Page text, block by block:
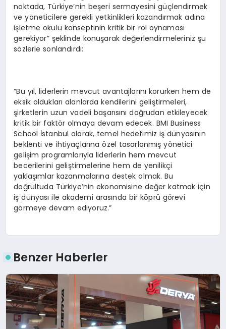
noktada, Türkiye’nin beşeri sermayesini güçlendirmek
ve yöneticilere gerekli yetkinlikleri kazandırmak adına
işletme okulu konseptinin kritik bir rol oynaması
gerekiyor” şeklinde konuşarak değerlendirmeleriniz şu
sözlerle sonlandırdı:
“Bu yıl, liderlerin mevcut avantajlarını korurken hem de
eksik oldukları alanlarda kendilerini geliştirmeleri,
şirketlerin uzun vadeli başarısını doğrudan etkileyecek
kritik bir faktör olmaya devam edecek. BMI Business
School İstanbul olarak, temel hedefimiz iş dünyasının
beklenti ve ihtiyaçlarına özel tasarlanmış yönetici
gelişim programlarıyla liderlerin hem mevcut
becerilerini geliştirmelerine hem de yenilikçi
yaklaşımlar kazanmalarına destek olmak. Bu
doğrultuda Türkiye’nin ekonomisine değer katmak için
iş dünyası ile akademi arasında bir köprü görevi
görmeye devam ediyoruz.”
Benzer Haberler